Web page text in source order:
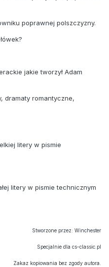
poprawnej polszczyzny.
jakie tworzył Adam
dramaty romantyczne,
litery w pismie
litery w pismie technicznym
Stworzone przez: Winchester
Specjalnie dla cs-classic.pl
Zakaz kopiowania bez zgody autora.